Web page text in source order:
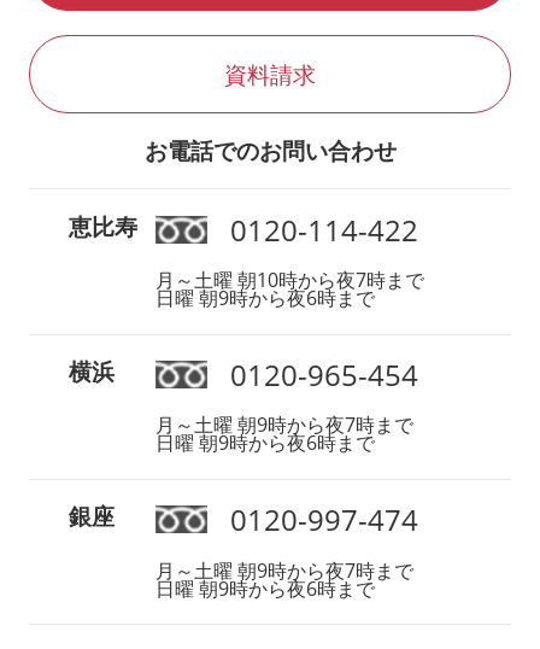
資料請求
お電話でのお問い合わせ
恵比寿 0120-114-422
月～土曜 朝10時から夜7時まで
日曜 朝9時から夜6時まで
横浜 0120-965-454
月～土曜 朝9時から夜7時まで
日曜 朝9時から夜6時まで
銀座 0120-997-474
月～土曜 朝9時から夜7時まで
日曜 朝9時から夜6時まで